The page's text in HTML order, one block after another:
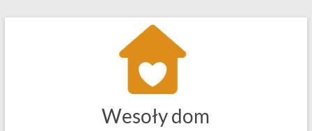
Wesoły dom